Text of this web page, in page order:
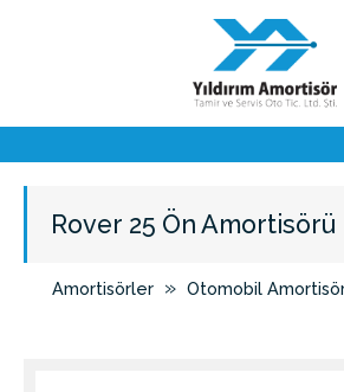
Rover 25 Ön Amortisörü
Amortisörler » Otomobil